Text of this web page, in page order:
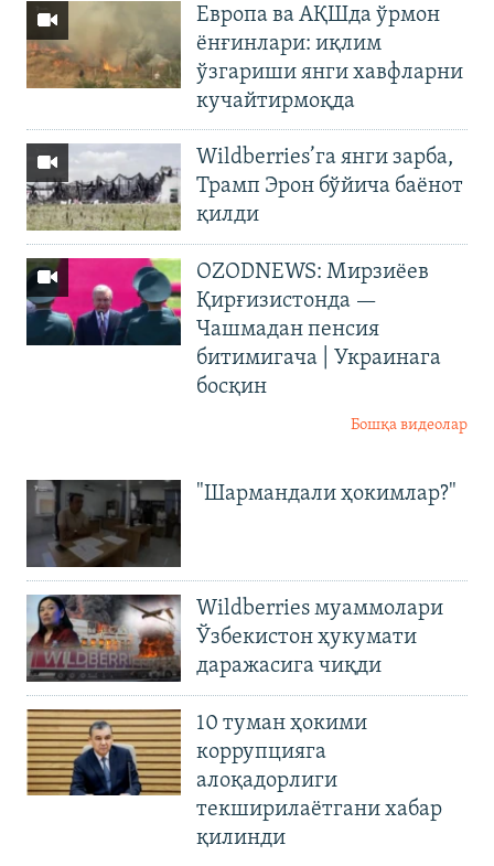
Европа ва АҚШда ўрмон
ёнғинлари: иқлим
ўзгариши янги хавфларни
кучайтирмоқда
Wildberries’га янги зарба,
Трамп Эрон бўйича баёнот
қилди
OZODNEWS: Мирзиёев
Қирғизистонда —
Чашмадан пенсия
битимигача | Украинага
босқин
Бошқа видеолар
"Шармандали ҳокимлар?"
Wildberries муаммолари
Ўзбекистон ҳукумати
даражасига чиқди
10 туман ҳокими
коррупцияга
алоқадорлиги
текширилаётгани хабар
қилинди